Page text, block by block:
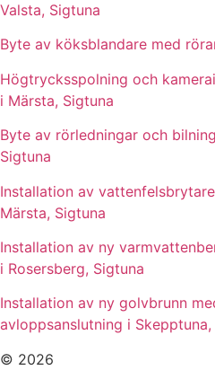
Valsta, Sigtuna
Byte av köksblandare med
Högtrycksspolning och
i Märsta, Sigtuna
Byte av rörledningar och
Sigtuna
Installation av
Märsta, Sigtuna
Installation av ny
i Rosersberg, Sigtuna
Installation av ny golvbrunn
avloppsanslutning i
© 2026